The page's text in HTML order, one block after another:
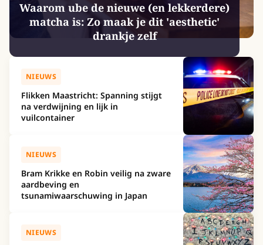
Waarom ube de nieuwe (en lekkerdere)
matcha is: Zo maak je dit 'aesthetic'
drankje zelf
NIEUWS
Flikken Maastricht: Spanning stijgt
na verdwijning en lijk in
vuilcontainer
NIEUWS
Bram Krikke en Robin veilig na zware
aardbeving en
tsunamiwaarschuwing in Japan
NIEUWS